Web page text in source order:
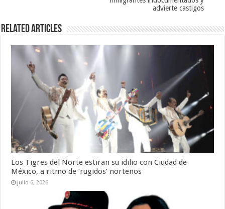
advierte castigos
Related Articles
Los Tigres del Norte estiran su idilio con Ciudad de
México, a ritmo de ‘rugidos’ norteños
julio 6, 2026